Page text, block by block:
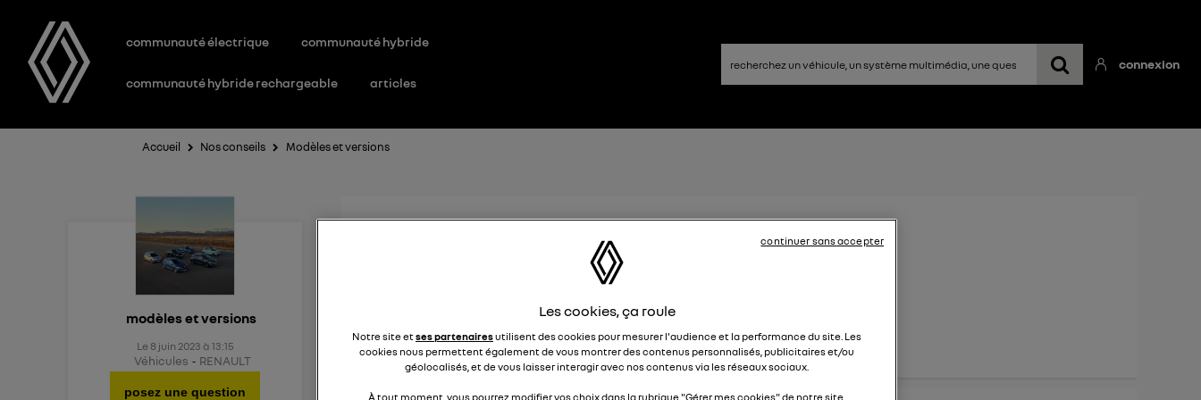
communauté électrique communauté hybride
communauté hybride rechargeable articles
connexion
Accueil Nos conseils Modèles et versions
modèles et versions
Le 8 juin 2023 à 13:15
Véhicules RENAULT
posez une question
Nouveau modèle électrique Renault 2022
Quel est le nouveau modèle électrique Renault cette année ?
Les cookies, ça roule
Notre site etses partenairesutilisent des cookies pour mesurer l'audience et la performance du site. Les
cookies nous permettent également de vous montrer des contenus personnalisés, publicitaires et/ou
géolocalisés, et de vous laisser interagir avec nos contenus via les réseaux sociaux.
À tout moment, vous pourrez modifier vos choix dans la rubrique "Gérer mes cookies" de notre site.
continuer sans accepter